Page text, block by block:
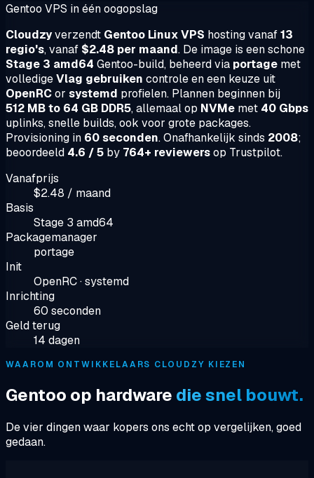
Gentoo VPS in één oogopslag
Cloudzyverzendt Gentoo Linux VPS hosting vanaf13
regio's, vanaf $2.48 per maand. De image is een schone
Stage 3 amd64 Gentoo-build, beheerd via portage met
volledigeVlag gebruiken controle en een keuze uit
OpenRCor systemd profielen. Plannen beginnen bij
512 MB to 64 GB DDR5, allemaal op NVMe met 40 Gbps
uplinks, snelle builds, ook voor grote packages.
Provisioning in 60 seconden. Onafhankelijk sinds 2008;
beoordeeld 4.6 / 5 by 764+ reviewersop Trustpilot.
Vanafprijs
$2.48 / maand
Basis
Stage 3 amd64
Packagemanager
portage
Init
OpenRC · systemd
Inrichting
60 seconden
Geld terug
14 dagen
WAAROM ONTWIKKELAARS CLOUDZY KIEZEN
Gentoo op hardware die snel bouwt.
De vier dingen waar kopers ons echt op vergelijken, goed
gedaan.